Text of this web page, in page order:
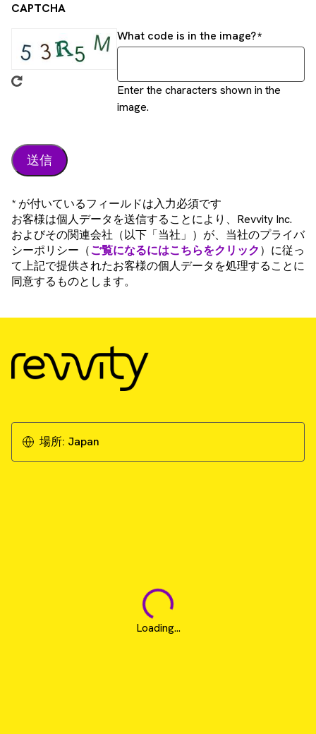
CAPTCHA
What code is in the image?
Enter the characters shown in the
image.
* が付いているフィールドは入力必須です
お客様は個人データを送信することにより、Revvity Inc.
およびその関連会社（以下「当社」）が、当社のプライバ
シーポリシー（ご覧になるにはこちらをクリック）に従っ
て上記で提供されたお客様の個人データを処理することに
同意するものとします。
場所: Japan
Loading...